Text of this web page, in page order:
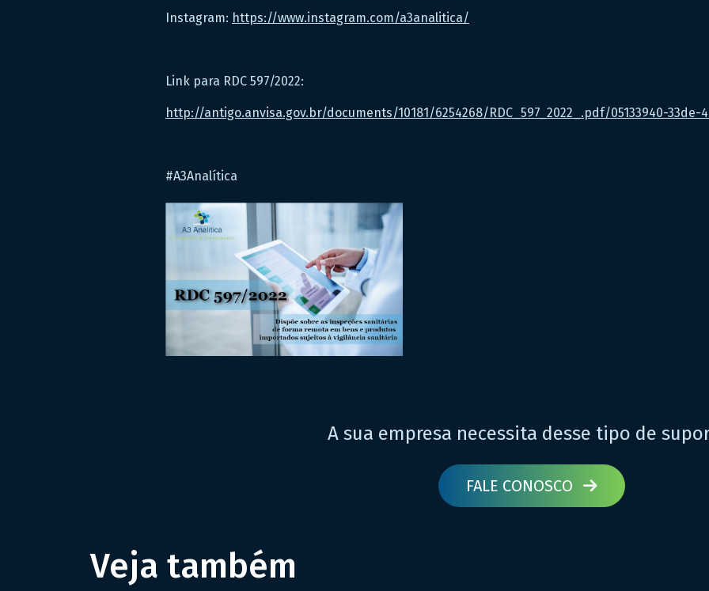
Instagram: https://www.instagram.com/a3analitica/
Link para RDC 597/2022:
http://antigo.anvisa.gov.br/documents/10181/6254268/RDC_597_2022_.pdf/05133940-33de-
#A3Analítica
A sua empresa necessita desse tipo de
FALE CONOSCO
Veja também